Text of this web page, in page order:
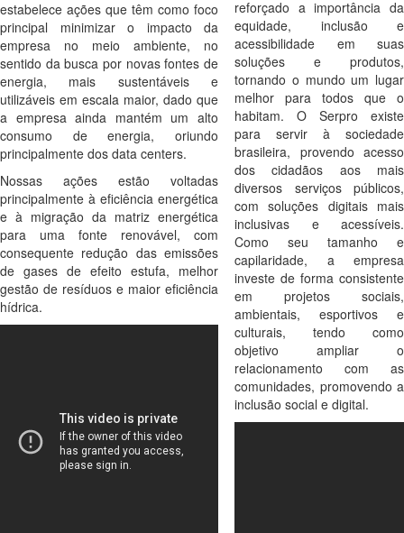
estabelece ações que têm como foco
principal minimizar o impacto da
empresa no meio ambiente, no
sentido da busca por novas fontes de
energia, mais sustentáveis e
utilizáveis em escala maior, dado que
a empresa ainda mantém um alto
consumo de energia, oriundo
principalmente dos data centers.
Nossas ações estão voltadas
principalmente à eficiência energética
e à migração da matriz energética
para uma fonte renovável, com
consequente redução das emissões
de gases de efeito estufa, melhor
gestão de resíduos e maior eficiência
hídrica.
reforçado a importância da
equidade, inclusão e
acessibilidade em suas
soluções e produtos,
tornando o mundo um lugar
melhor para todos que o
habitam. O Serpro existe
para servir à sociedade
brasileira, provendo acesso
dos cidadãos aos mais
diversos serviços públicos,
com soluções digitais mais
inclusivas e acessíveis.
Como seu tamanho e
capilaridade, a empresa
investe de forma consistente
em projetos sociais,
ambientais, esportivos e
culturais, tendo como
objetivo ampliar o
relacionamento com as
comunidades, promovendo a
inclusão social e digital.